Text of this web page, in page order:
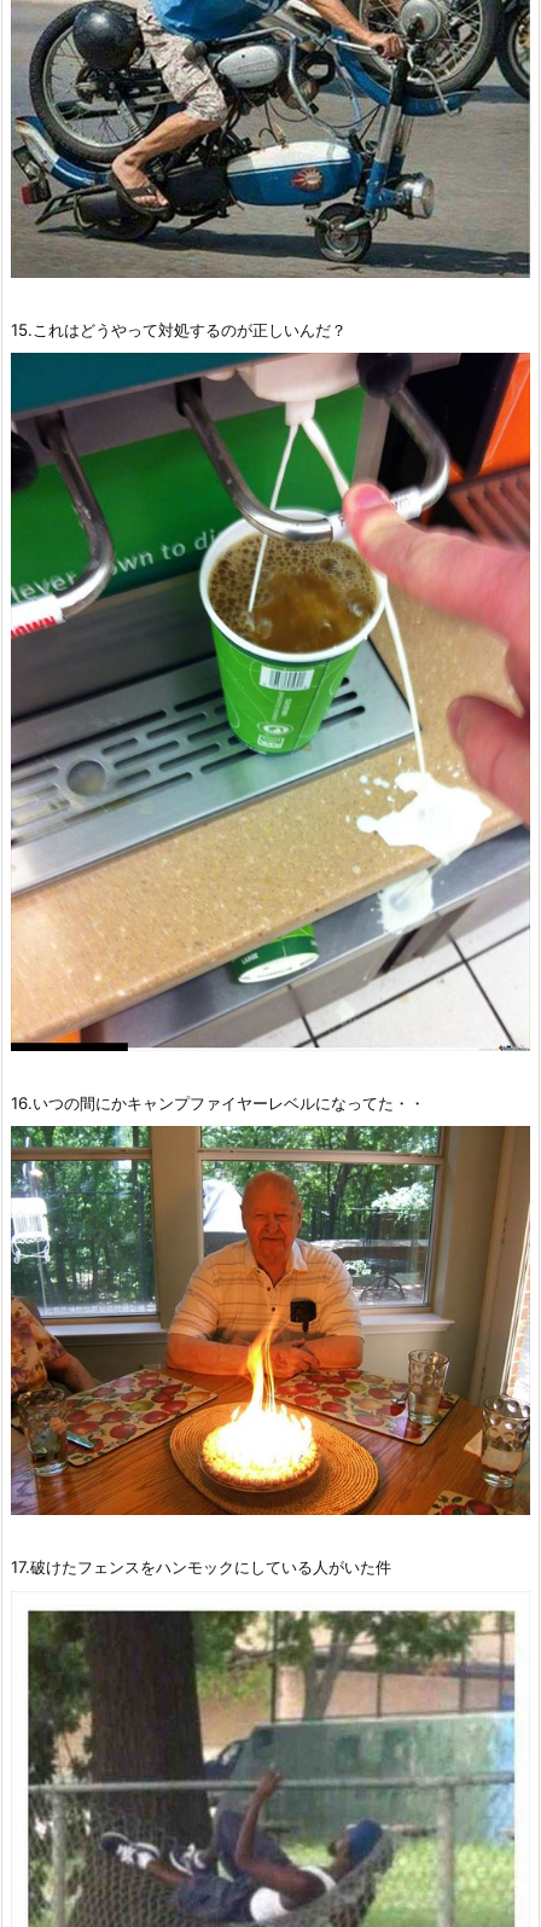
15.これはどうやって対処するのが正しいんだ？
16.いつの間にかキャンプファイヤーレベルになってた・・
17.破けたフェンスをハンモックにしている人がいた件